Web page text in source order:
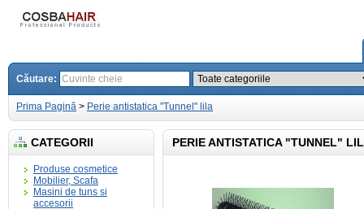
Căutare:
Prima Pagină > Perie antistatica "Tunnel" lila
CATEGORII
Produse cosmetice
Mobilier, Scafa
Masini de tuns si
accesorii
PERIE ANTISTATICA "TUNNEL"